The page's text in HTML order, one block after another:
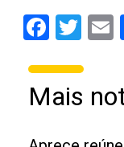
Mais